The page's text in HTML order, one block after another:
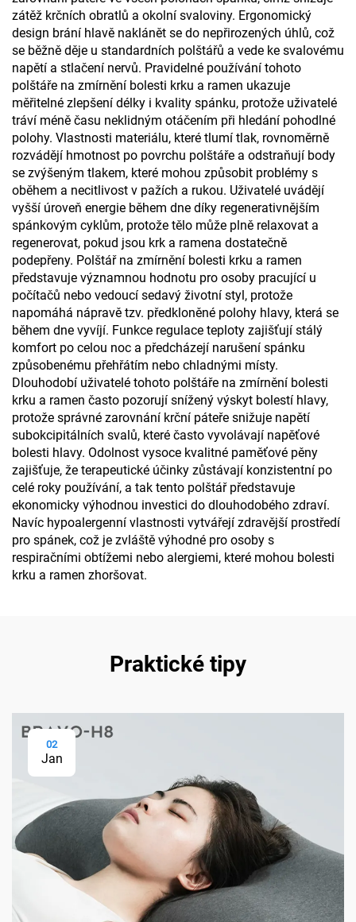
zátěž krčních obratlů a okolní svaloviny. Ergonomický
design brání hlavě naklánět se do nepřirozených úhlů, což
se běžně děje u standardních polštářů a vede ke svalovému
napětí a stlačení nervů. Pravidelné používání tohoto
polštáře na zmírnění bolesti krku a ramen ukazuje
měřitelné zlepšení délky i kvality spánku, protože uživatelé
tráví méně času neklidným otáčením při hledání pohodlné
polohy. Vlastnosti materiálu, které tlumí tlak, rovnoměrně
rozvádějí hmotnost po povrchu polštáře a odstraňují body
se zvýšeným tlakem, které mohou způsobit problémy s
oběhem a necitlivost v pažích a rukou. Uživatelé uvádějí
vyšší úroveň energie během dne díky regenerativnějším
spánkovým cyklům, protože tělo může plně relaxovat a
regenerovat, pokud jsou krk a ramena dostatečně
podepřeny. Polštář na zmírnění bolesti krku a ramen
představuje významnou hodnotu pro osoby pracující u
počítačů nebo vedoucí sedavý životní styl, protože
napomáhá nápravě tzv. předkloněné polohy hlavy, která se
během dne vyvíjí. Funkce regulace teploty zajišťují stálý
komfort po celou noc a předcházejí narušení spánku
způsobenému přehřátím nebo chladnými místy.
Dlouhodobí uživatelé tohoto polštáře na zmírnění bolesti
krku a ramen často pozorují snížený výskyt bolestí hlavy,
protože správné zarovnání krční páteře snižuje napětí
subokcipitálních svalů, které často vyvolávají napěťové
bolesti hlavy. Odolnost vysoce kvalitné paměťové pěny
zajišťuje, že terapeutické účinky zůstávají konzistentní po
celé roky používání, a tak tento polštář představuje
ekonomicky výhodnou investici do dlouhodobého zdraví.
Navíc hypoalergenní vlastnosti vytvářejí zdravější prostředí
pro spánek, což je zvláště výhodné pro osoby s
respiračními obtížemi nebo alergiemi, které mohou bolesti
krku a ramen zhoršovat.
Praktické tipy
02
Jan